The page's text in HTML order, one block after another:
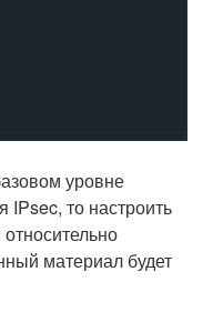
уровне
IPsec, то настроить
материал будет